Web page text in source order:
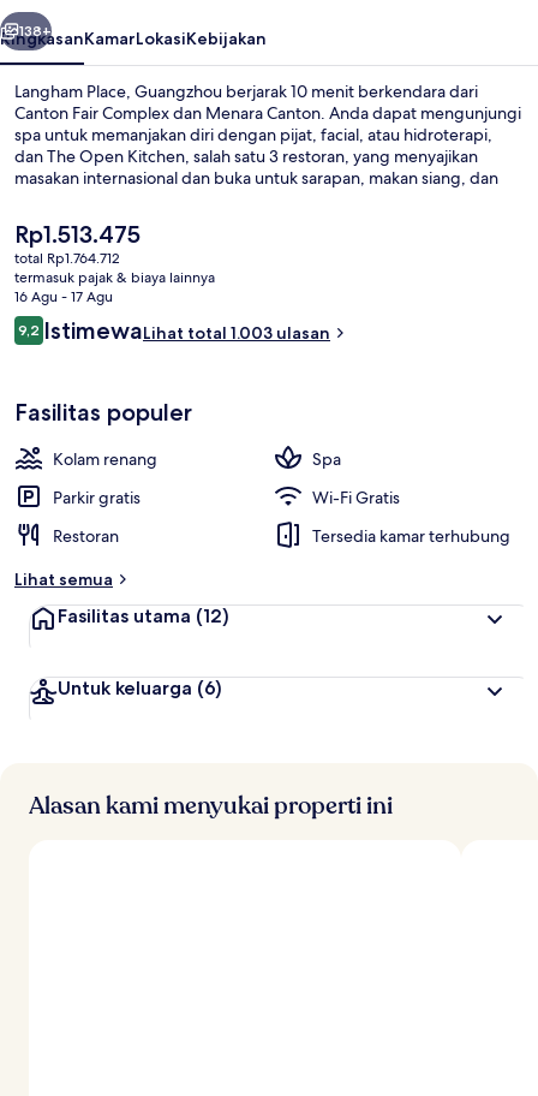
Berikutnya
138+
RingkasanKamarLokasiKebijakan
Langham Place, Guangzhou berjarak 10 menit berkendara dari
Canton Fair Complex dan Menara Canton. Anda dapat mengunjungi
spa untuk memanjakan diri dengan pijat, facial, atau hidroterapi,
dan The Open Kitchen, salah satu 3 restoran, yang menyajikan
masakan internasional dan buka untuk sarapan, makan siang, dan
bar/lounge, kolam renang indoor, dan klub kesehatan. Staf dan
kondisi keseluruhan mendapatkan nilai yang bagus dari para
traveler. Properti ini berada dekat dengan transportasi umum:
Stasiun Xingangdong berjarak 4 menit dan Stasiun Xingangdong
berjarak 7 menit.
Harga
saat
ini
Rp1.513.475
Rp1.513.475
total Rp1.764.712
termasuk pajak & biaya lainnya
16 Agu - 17 Agu
Ulasan
9,29,2 dari 10
IstimewaLihat total 1.003 ulasan
Fasilitas populer
Kolam renang
Spa
Parkir gratis
Wi-Fi Gratis
Restoran
Tersedia kamar terhubung
Lihat semua
Fasilitas utama (12)
Untuk keluarga (6)
Alasan kami menyukai properti ini